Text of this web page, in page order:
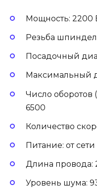
Мощность: 2200
Резьба
Посадочный
Максимальный
Число оборотов
6500
Количество
Питание: от сети
Длина провода:
Уровень шума: